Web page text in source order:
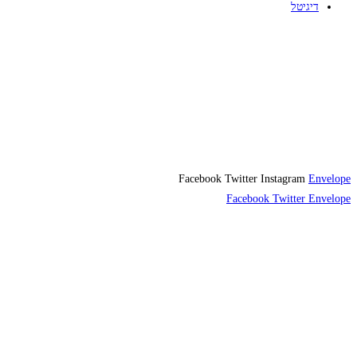
דיגיטל
Facebook Twitter Instagram Envelope
Facebook Twitter Envelope